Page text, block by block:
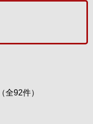
全92件）